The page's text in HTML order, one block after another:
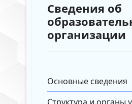
Сведения об
организации
Основные сведения